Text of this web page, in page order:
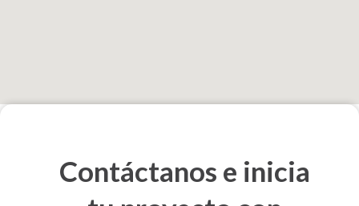
Contáctanos e inicia